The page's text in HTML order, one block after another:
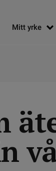
Mitt yrke